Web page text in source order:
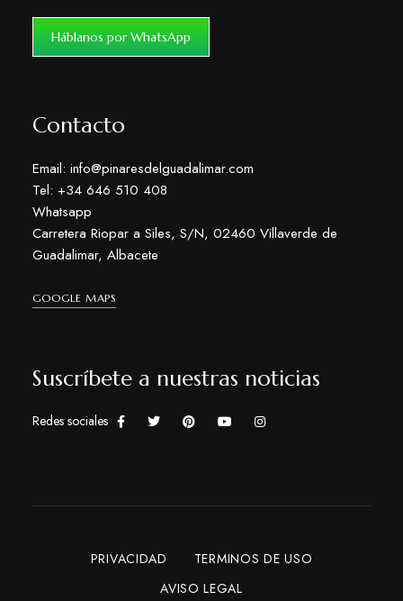
Háblanos por WhatsApp
Contacto
Email: info@pinaresdelguadalimar.com
Tel: +34 646 510 408
Whatsapp
Carretera Riopar a Siles, S/N, 02460 Villaverde de
Guadalimar, Albacete
GOOGLE MAPS
Suscríbete a nuestras noticias
Redes sociales
PRIVACIDAD
TERMINOS DE USO
AVISO LEGAL